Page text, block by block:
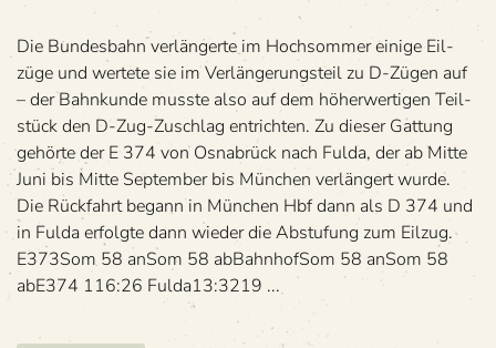
Fulda
—
Osnabrück
Die Bun­des­bahn ver­län­gerte im Hoch­som­mer einige Eil­
züge und wer­tete sie im Ver­län­ge­rungs­teil zu D-Zügen auf
– der Bahn­kunde musste also auf dem höher­wer­ti­gen Teil­
stück den D-Zug-Zuschlag ent­rich­ten. Zu die­ser Gat­tung
gehörte der E 374 von Osna­brück nach Fulda, der ab Mitte
Juni bis Mitte Sep­tem­ber bis Mün­chen ver­län­gert wurde.
Die Rück­fahrt begann in Mün­chen Hbf dann als D 374 und
in Fulda erfolgte dann wie­der die Abstu­fung zum Eilzug.
E373Som 58 anSom 58 abBahn­hofSom 58 anSom 58
abE374 116:26 Fulda13:3219 ...